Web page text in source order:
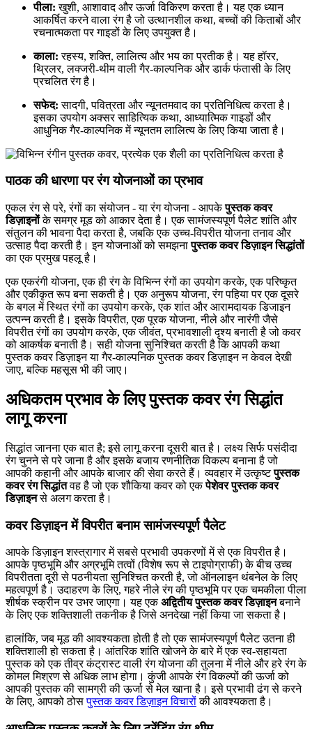
पीला: खुशी, आशावाद और ऊर्जा विकिरण करता है। यह एक ध्यान
आकर्षित करने वाला रंग है जो उत्थानशील कथा, बच्चों की किताबों और
रचनात्मकता पर गाइडों के लिए उपयुक्त है।
काला: रहस्य, शक्ति, लालित्य और भय का प्रतीक है। यह हॉरर,
थ्रिलर, लक्जरी-थीम वाली गैर-काल्पनिक और डार्क फंतासी के लिए
प्रचलित रंग है।
सफेद: सादगी, पवित्रता और न्यूनतमवाद का प्रतिनिधित्व करता है।
इसका उपयोग अक्सर साहित्यिक कथा, आध्यात्मिक गाइडों और
आधुनिक गैर-काल्पनिक में न्यूनतम लालित्य के लिए किया जाता है।
पाठक की धारणा पर रंग योजनाओं का प्रभाव
एकल रंग से परे, रंगों का संयोजन - या रंग योजना - आपकेपुस्तक कवर
डिज़ाइनोंके समग्र मूड को आकार देता है। एक सामंजस्यपूर्ण पैलेट शांति और
संतुलन की भावना पैदा करता है, जबकि एक उच्च-विपरीत योजना तनाव और
उत्साह पैदा करती है। इन योजनाओं को समझनापुस्तक कवर डिज़ाइन सिद्धांतों
का एक प्रमुख पहलू है।
एक एकरंगी योजना, एक ही रंग के विभिन्न रंगों का उपयोग करके, एक परिष्कृत
और एकीकृत रूप बना सकती है। एक अनुरूप योजना, रंग पहिया पर एक दूसरे
के बगल में स्थित रंगों का उपयोग करके, एक शांत और आरामदायक डिजाइन
उत्पन्न करती है। इसके विपरीत, एक पूरक योजना, नीले और नारंगी जैसे
विपरीत रंगों का उपयोग करके, एक जीवंत, प्रभावशाली दृश्य बनाती है जो कवर
को आकर्षक बनाती है। सही योजना सुनिश्चित करती है कि आपकी कथा
पुस्तक कवर डिज़ाइन या गैर-काल्पनिक पुस्तक कवर डिज़ाइन न केवल देखी
जाए, बल्कि महसूस भी की जाए।
अधिकतम प्रभाव के लिए पुस्तक कवर रंग सिद्धांत
लागू करना
सिद्धांत जानना एक बात है; इसे लागू करना दूसरी बात है। लक्ष्य सिर्फ पसंदीदा
रंग चुनने से परे जाना है और इसके बजाय रणनीतिक विकल्प बनाना है जो
आपकी कहानी और आपके बाजार की सेवा करते हैं। व्यवहार में उत्कृष्टपुस्तक
कवर रंग सिद्धांतवह है जो एक शौकिया कवर को एकपेशेवर पुस्तक कवर
डिज़ाइनसे अलग करता है।
कवर डिज़ाइन में विपरीत बनाम सामंजस्यपूर्ण पैलेट
आपके डिज़ाइन शस्त्रागार में सबसे प्रभावी उपकरणों में से एक विपरीत है।
आपके पृष्ठभूमि और अग्रभूमि तत्वों (विशेष रूप से टाइपोग्राफी) के बीच उच्च
विपरीतता दूरी से पठनीयता सुनिश्चित करती है, जो ऑनलाइन थंबनेल के लिए
महत्वपूर्ण है। उदाहरण के लिए, गहरे नीले रंग की पृष्ठभूमि पर एक चमकीला पीला
शीर्षक स्क्रीन पर उभर जाएगा। यह एकअद्वितीय पुस्तक कवर डिज़ाइनबनाने
के लिए एक शक्तिशाली तकनीक है जिसे अनदेखा नहीं किया जा सकता है।
हालांकि, जब मूड की आवश्यकता होती है तो एक सामंजस्यपूर्ण पैलेट उतना ही
शक्तिशाली हो सकता है। आंतरिक शांति खोजने के बारे में एक स्व-सहायता
पुस्तक को एक तीव्र कंट्रास्ट वाली रंग योजना की तुलना में नीले और हरे रंग के
कोमल मिश्रण से अधिक लाभ होगा। कुंजी आपके रंग विकल्पों की ऊर्जा को
आपकी पुस्तक की सामग्री की ऊर्जा से मेल खाना है। इसे प्रभावी ढंग से करने
के लिए, आपको ठोसपुस्तक कवर डिज़ाइन विचारोंकी आवश्यकता है।